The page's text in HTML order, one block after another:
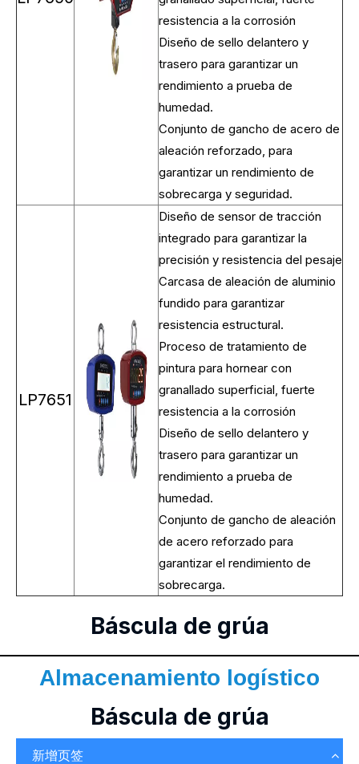
resistencia a la corrosión
Diseño de sello delantero y
trasero para garantizar un
rendimiento a prueba de
humedad.
Conjunto de gancho de acero de
aleación reforzado, para
garantizar un rendimiento de
sobrecarga y seguridad.
LP7651
Diseño de sensor de tracción
integrado para garantizar la
precisión y resistencia del pesaje
Carcasa de aleación de aluminio
fundido para garantizar
resistencia estructural.
Proceso de tratamiento de
pintura para hornear con
granallado superficial, fuerte
resistencia a la corrosión
Diseño de sello delantero y
trasero para garantizar un
rendimiento a prueba de
humedad.
Conjunto de gancho de aleación
de acero reforzado para
garantizar el rendimiento de
sobrecarga.
Báscula de grúa
Almacenamiento logístico
Báscula de grúa
新增页签